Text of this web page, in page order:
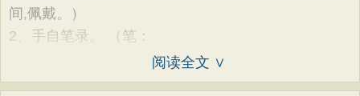
间,佩戴。）
2、手自笔录。 （笔：
阅读全文 ∨